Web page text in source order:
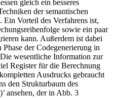
gleich ein besseres
der semantischen
Vorteil des Verfahrens ist,
sowie ein paar
kann. Außerdem ist dabei
der Codegenerierung in
wesentliche Information zur
Register für die Berechnung
Ausdrucks gebraucht
den Strukturbaum des
ansehen, der in Abb. 3